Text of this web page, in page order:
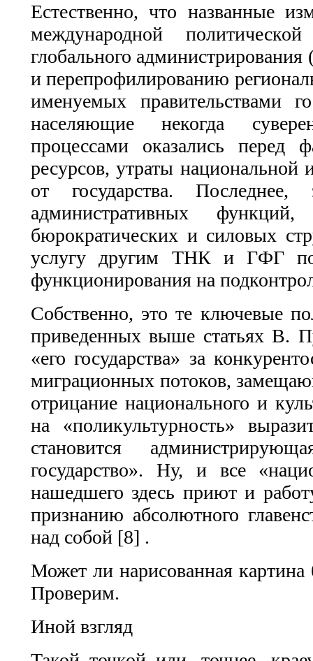
Естественно, что названные
международной
глобального
и перепрофилированию
именуемых правительствами
населяющие некогда
процессами оказались перед
ресурсов, утраты
от государства.
административных
бюрократических и силовых
услугу другим ТНК и ГФГ
функционирования на
Собственно, это те ключевые
приведенных выше статьях В.
«его государства» за
миграционных потоков,
отрицание национального и
на «поликультурность»
становится
государство». Ну, и все
нашедшего здесь приют и
признанию абсолютного
над собой [8] .
Может ли нарисованная
Проверим.
Иной взгляд